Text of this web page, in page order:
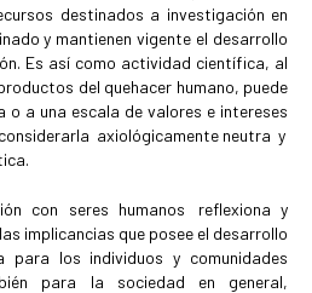
destinados a investigación en
y mantienen vigente el desarrollo
Es así como actividad científica, al
del quehacer humano, puede
a una escala de valores e intereses
axiológicamente neutra y
con seres humanos reflexiona y
implicancias que posee el desarrollo
para los individuos y comunidades
para la sociedad en general,